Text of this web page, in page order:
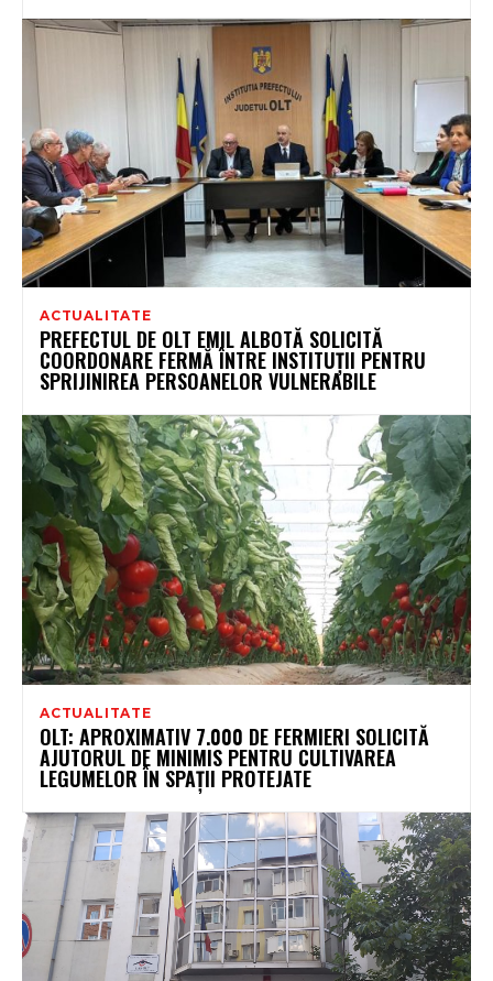
ACTUALITATE
PREFECTUL DE OLT EMIL ALBOTĂ SOLICITĂ
COORDONARE FERMĂ ÎNTRE INSTITUȚII PENTRU
SPRIJINIREA PERSOANELOR VULNERABILE
ACTUALITATE
OLT: APROXIMATIV 7.000 DE FERMIERI SOLICITĂ
AJUTORUL DE MINIMIS PENTRU CULTIVAREA
LEGUMELOR ÎN SPAŢII PROTEJATE